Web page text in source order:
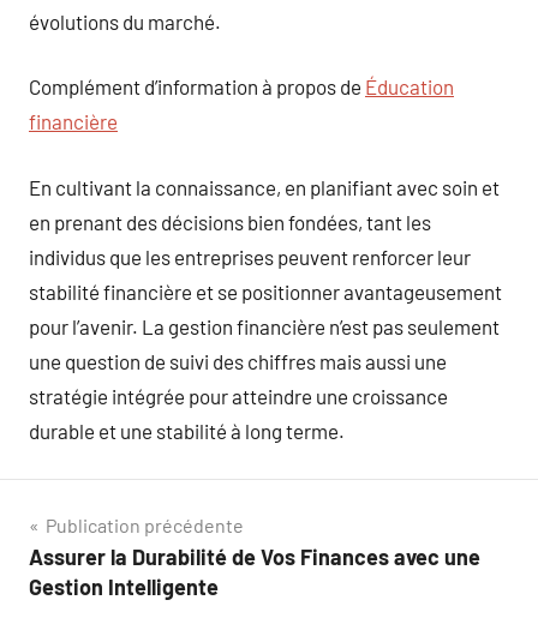
évolutions du marché.
Complément d’information à propos de Éducation
financière
En cultivant la connaissance, en planifiant avec soin et
en prenant des décisions bien fondées, tant les
individus que les entreprises peuvent renforcer leur
stabilité financière et se positionner avantageusement
pour l’avenir. La gestion financière n’est pas seulement
une question de suivi des chiffres mais aussi une
stratégie intégrée pour atteindre une croissance
durable et une stabilité à long terme.
Navigation
de
Publication précédente
Assurer la Durabilité de Vos Finances avec une
Gestion Intelligente